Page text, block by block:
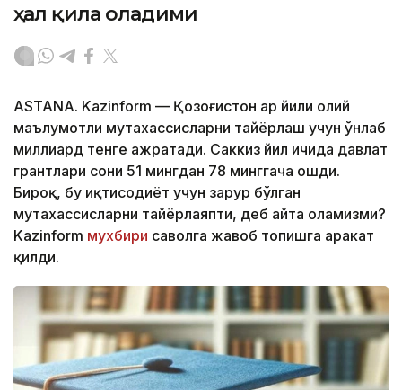
ҳал қила оладими
ASTANA. Kazinform — Қозоғистон ҳар йили олий
маълумотли мутахассисларни тайёрлаш учун ўнлаб
миллиард тенге ажратади. Саккиз йил ичида давлат
грантлари сони 51 мингдан 78 минггача ошди.
Бироқ, бу иқтисодиёт учун зарур бўлган
мутахассисларни тайёрлаяпти, деб айта оламизми?
Kazinform мухбири саволга жавоб топишга ҳаракат
қилди.